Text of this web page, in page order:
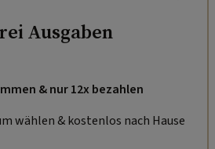
Ausgaben
& nur 12x bezahlen
wählen & kostenlos nach Hause